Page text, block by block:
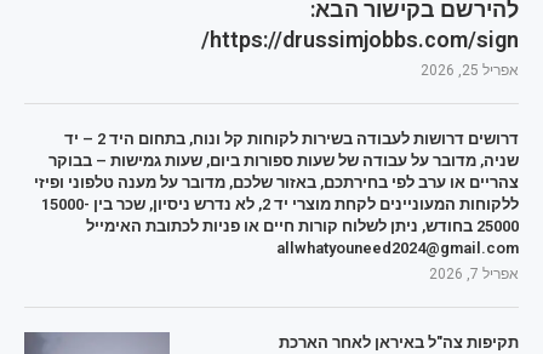
להירשם בקישור הבא:
https://drussimjobbs.com/sign/
אפריל 25, 2026
דרושים דרושות לעבודה בשירות לקוחות קל ונוח, בתחום היד 2 – יד
שניה, מדובר על עבודה של שעות ספורות ביום, שעות גמישות – בבוקר
צהריים או ערב לפי בחירתכם, באזור שלכם, מדובר על מענה טלפוני ופיזי
ללקוחות המעוניינים לקחת מוצרי יד 2, לא נדרש ניסיון, שכר בין 15000-
25000 בחודש, ניתן לשלוח קורות חיים או פניות לכתובת האימייל
allwhatyouneed2024@gmail.com
אפריל 7, 2026
תקיפות צה"ל באיראן לאחר הארכת